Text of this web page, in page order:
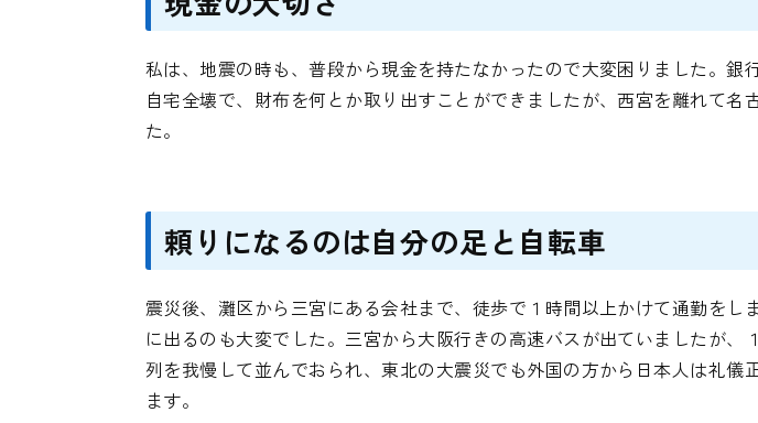
私は、地震の時も、普段から現金を持たなかったので大変困りました。銀
自宅全壊で、財布を何とか取り出すことができましたが、西宮を離れて
た。
頼りになるのは自分の足と自転車
震災後、灘区から三宮にある会社まで、徒歩で１時間以上かけて通勤を
に出るのも大変でした。三宮から大阪行きの高速バスが出ていましたが
列を我慢して並んでおられ、東北の大震災でも外国の方から日本人は礼
ます。